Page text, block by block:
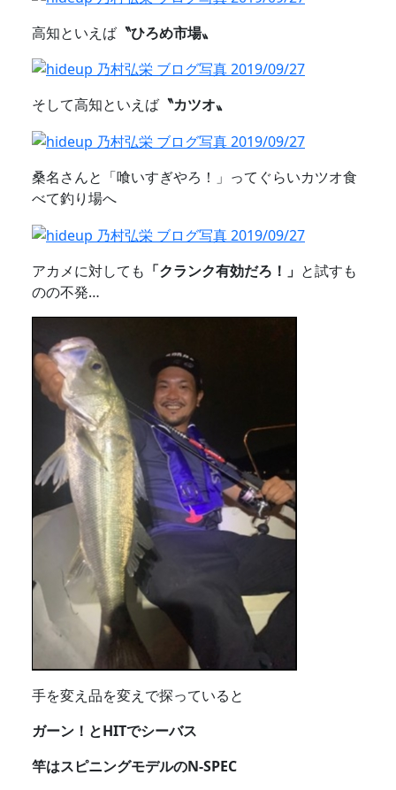
高知といえば 〝ひろめ市場〟
そして高知といえば 〝カツオ〟
桑名さんと「喰いすぎやろ！」ってぐらいカツオ食
べて釣り場へ
アカメに対しても 「クランク有効だろ！」 と試すも
のの不発…
手を変え品を変えで探っていると
ガーン！とHITでシーバス
竿はスピニングモデルのN-SPEC